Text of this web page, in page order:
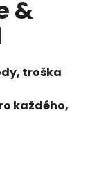
&
troška
každého,